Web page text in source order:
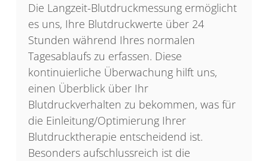
Die Langzeit-Blutdruckmessung ermöglicht
es uns, Ihre Blutdruckwerte über 24
Stunden während Ihres normalen
Tagesablaufs zu erfassen. Diese
kontinuierliche Überwachung hilft uns,
einen Überblick über Ihr
Blutdruckverhalten zu bekommen, was für
die Einleitung/Optimierung Ihrer
Blutdrucktherapie entscheidend ist.
Besonders aufschlussreich ist die